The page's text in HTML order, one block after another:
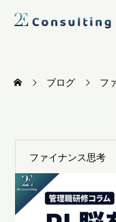
CONTENTS
2E Consulting の人材育
COMPANY
ブログ フ
ファイナンス思考